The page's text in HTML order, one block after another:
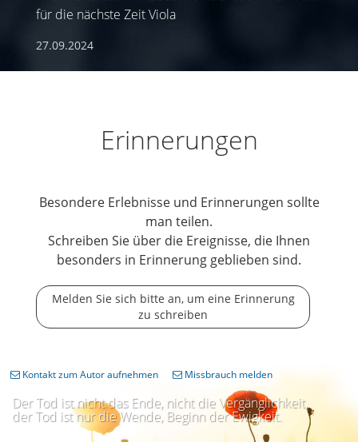
für die nächste Zeit Viola
27.09.2024
Erinnerungen
Besondere Erlebnisse und Erinnerungen sollte
man teilen.
Schreiben Sie über die Ereignisse, die Ihnen
besonders in Erinnerung geblieben sind.
Melden Sie sich bitte an, um eine Erinnerung
zu schreiben
Der Tod ist nicht das Ende, nicht die Vergänglichkeit,
der Tod ist nur die Wende, Beginn der Ewigkeit.
Kontakt zum Autor aufnehmen Missbrauch melden